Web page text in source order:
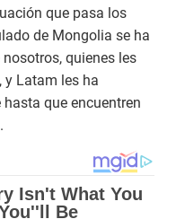
que pasa los
de Mongolia se ha
quienes les
y Latam les ha
que encuentren